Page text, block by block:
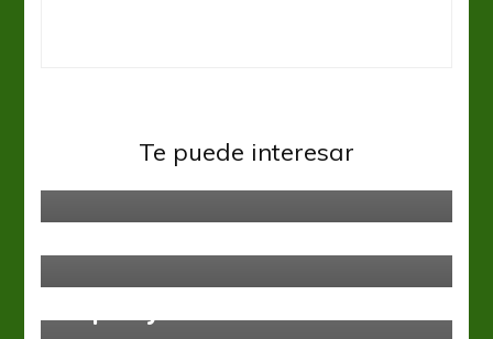
Te puede interesar
Boca Juniors Liga Profesional